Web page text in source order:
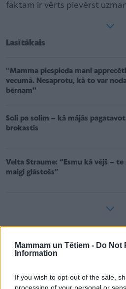
Mammam un Tētiem - Do Not
Information
If you wish to opt-out of the sale,
faktam ir vērts pievērst
Lasītākais
''Mamma piespieda mani
vecumā. Nesaprotu, kā to var
bērnam''
Soli pa solim – kā mājās
brokastis
Velta Straume: “Esmu kā vējš –
maigi glāstošs”
Pilnīga garderobes maiņa un
Lielākajai daļai vīriešu,
priekš sevis. Ja vīrietis, kurš